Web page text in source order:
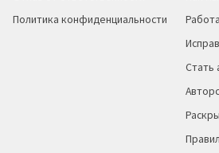
Политика конфиденциальности
Стать